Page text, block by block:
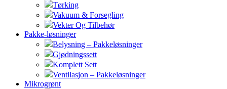
Tørking
Vakuum & Forsegling
Vekter Og Tilbehør
Pakke-løsninger
Belysning – Pakkeløsninger
Gjødningssett
Komplett Sett
Ventilasjon – Pakkeløsninger
Mikrogrønt